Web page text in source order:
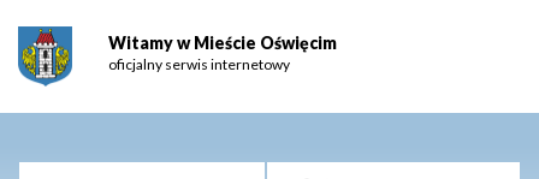
Witamy w Mieście Oświęcim
oficjalny serwis internetowy